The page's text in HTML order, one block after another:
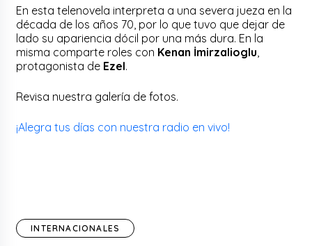
En esta telenovela interpreta a una severa jueza en la
década de los años 70, por lo que tuvo que dejar de
lado su apariencia dócil por una más dura. En la
misma comparte roles con Kenan İmirzalioglu
protagonista de Ezel.
Revisa nuestra galería de fotos.
¡Alegra tus días con nuestra radio en vivo!
INTERNACIONALES